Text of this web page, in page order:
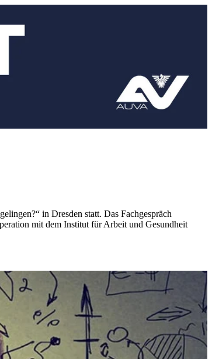
in Dresden statt. Das Fachgespräch
mit dem Institut für Arbeit und Gesundheit